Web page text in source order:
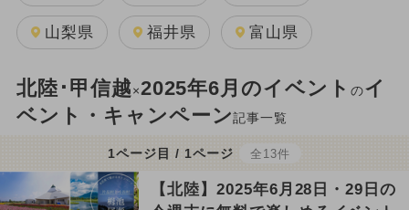
山梨県 福井県 富山県
北陸･甲信越×2025年6月のイベントのイ
ベント・キャンペーン記事一覧
1ページ目 / 1ページ 全13件
【北陸】2025年6月28日・29日の